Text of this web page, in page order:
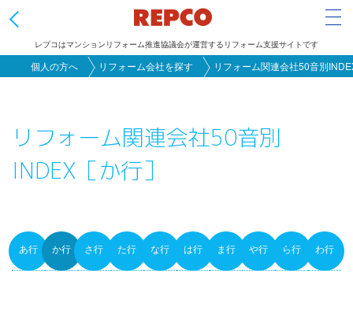
に
移
レプコはマンションリフォーム推進協議会が運営するリフォーム支援サイトです
個人の方へ リフォーム会社を探す リフォーム関連会社50音別
リフォーム関連会社50音別
INDEX［か行］
Primary
あ行 か行 さ行 た行 な行 は行 ま行 や行 ら行 わ行